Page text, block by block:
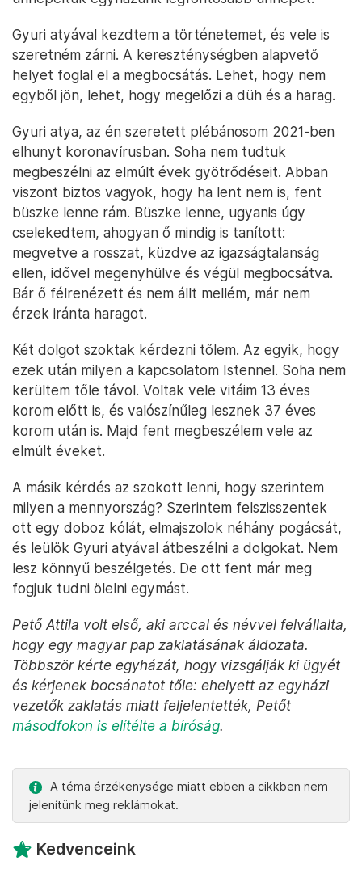
Gyuri atyával kezdtem a történetemet, és vele is
szeretném zárni. A kereszténységben alapvető
helyet foglal el a megbocsátás. Lehet, hogy nem
egyből jön, lehet, hogy megelőzi a düh és a harag.
Gyuri atya, az én szeretett plébánosom 2021-ben
elhunyt koronavírusban. Soha nem tudtuk
megbeszélni az elmúlt évek gyötrődéseit. Abban
viszont biztos vagyok, hogy ha lent nem is, fent
büszke lenne rám. Büszke lenne, ugyanis úgy
cselekedtem, ahogyan ő mindig is tanított:
megvetve a rosszat, küzdve az igazságtalanság
ellen, idővel megenyhülve és végül megbocsátva.
Bár ő félrenézett és nem állt mellém, már nem
érzek iránta haragot.
Két dolgot szoktak kérdezni tőlem. Az egyik, hogy
ezek után milyen a kapcsolatom Istennel. Soha nem
kerültem tőle távol. Voltak vele vitáim 13 éves
korom előtt is, és valószínűleg lesznek 37 éves
korom után is. Majd fent megbeszélem vele az
elmúlt éveket.
A másik kérdés az szokott lenni, hogy szerintem
milyen a mennyország? Szerintem felszisszentek
ott egy doboz kólát, elmajszolok néhány pogácsát,
és leülök Gyuri atyával átbeszélni a dolgokat. Nem
lesz könnyű beszélgetés. De ott fent már meg
fogjuk tudni ölelni egymást.
Pető Attila volt első, aki arccal és névvel felvállalta,
hogy egy magyar pap zaklatásának áldozata.
Többször kérte egyházát, hogy vizsgálják ki ügyét
és kérjenek bocsánatot tőle: ehelyett az egyházi
vezetők zaklatás miatt feljelentették, Petőt
másodfokon is elítélte a bíróság.
A téma érzékenysége miatt ebben a cikkben nem
jelenítünk meg reklámokat.
Kedvenceink